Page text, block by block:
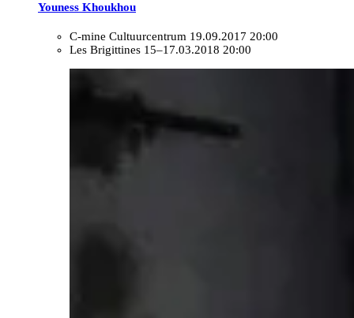
Youness Khoukhou
C-mine Cultuurcentrum 19.09.2017 20:00
Les Brigittines 15–17.03.2018 20:00